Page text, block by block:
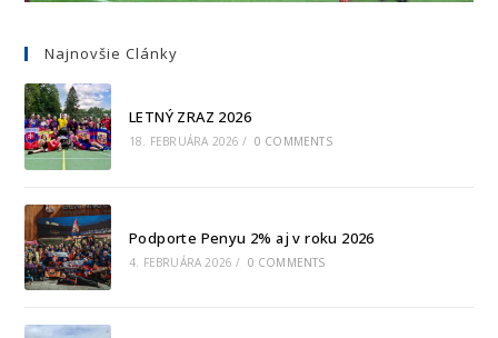
Najnovšie Clánky
LETNÝ ZRAZ 2026
18. FEBRUÁRA 2026 / 0 COMMENTS
Podporte Penyu 2% aj v roku 2026
4. FEBRUÁRA 2026 / 0 COMMENTS